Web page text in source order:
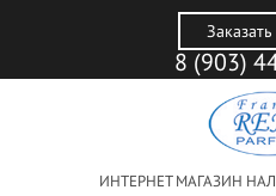
8 (903)
ИНТЕРНЕТ МАГАЗИН